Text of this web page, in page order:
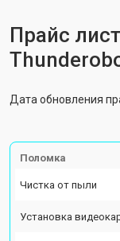
Прайс
Дата обновления
Поломка
Чистка от пыли
Установка